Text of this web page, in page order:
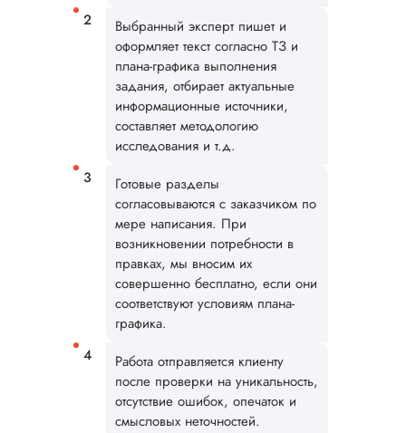
Выбранный эксперт пишет и
оформляет текст согласно ТЗ и
плана-графика выполнения
задания, отбирает актуальные
информационные источники,
составляет методологию
исследования и т.д.
Готовые разделы
согласовываются с заказчиком по
мере написания. При
возникновении потребности в
правках, мы вносим их
совершенно бесплатно, если они
соответствуют условиям плана-
графика.
Работа отправляется клиенту
после проверки на уникальность,
отсутствие ошибок, опечаток и
смысловых неточностей.
оговоренные
выгодная схема
оригинальность
клиентам хорошее,
Читать полный